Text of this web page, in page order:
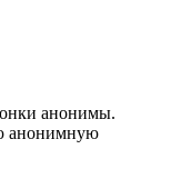
анонимы.
анонимную